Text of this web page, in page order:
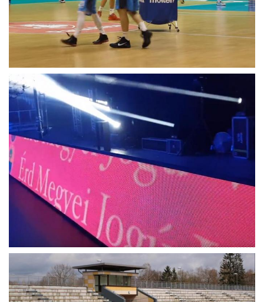
चमक नियंत्रण स्तर
इसके विपरीत अनुपात 1000: 1
वीडियो फ्रेम दर हेटर्स 60
ताज़ा दर प्रदर्शित करें हेटर्स
इनपुट वोल्टेज
(नाममात्र)
110 से 240
इनपुट पावर आवृत्ति हेटर्स 50 से 60
इनपुट पावर (अधिकतम)
वाट /
कैबिनेट।
1,000
वाट /
कैबिनेट।
400
आजीवन (50% चमक) घंटे ≥100,000
लाल तरंगदैर्ध्य (प्रमुख) एनएम 620 ~ 625